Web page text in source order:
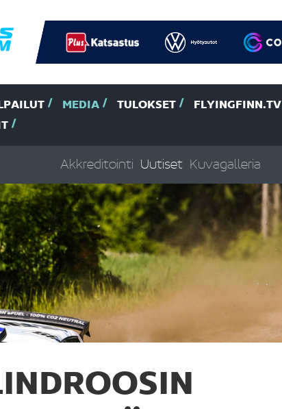
MEDIA TULOKSET FLYINGFINN.TV
Akkreditointi Uutiset Kuvagalleria